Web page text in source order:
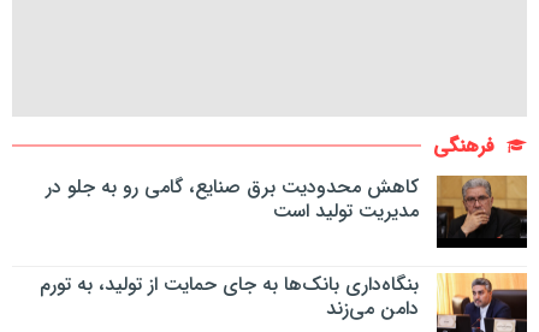
فرهنگی
کاهش محدودیت برق صنایع، گامی رو به جلو در
مدیریت تولید است
بنگاه‌داری بانک‌ها به جای حمایت از تولید، به تورم
دامن می‌زند